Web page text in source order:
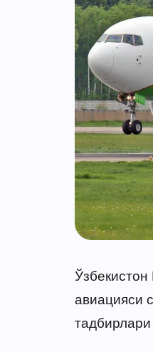
авиацияси
тадбирлари